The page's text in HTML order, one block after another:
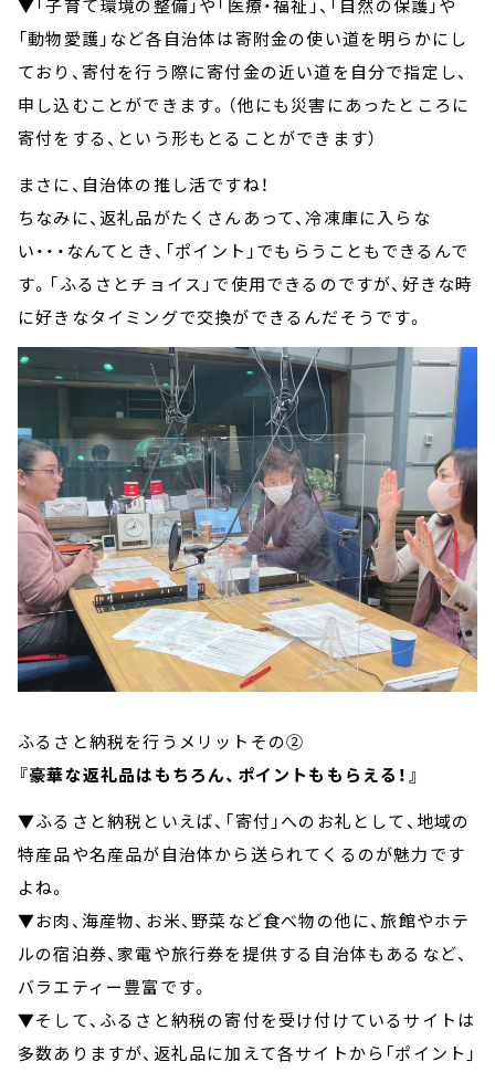
「動物愛護」など各自治体は寄附金の使い道を明らかにし
ており、寄付を行う際に寄付金の近い道を自分で指定し、
申し込むことができます。（他にも災害にあったところに
寄付をする、という形もとることができます）
まさに、自治体の推し活ですね！
ちなみに、返礼品がたくさんあって、冷凍庫に入らな
い・・・なんてとき、「ポイント」でもらうこともできるんで
す。「ふるさとチョイス」で使用できるのですが、好きな時
に好きなタイミングで交換ができるんだそうです。
ふるさと納税を行うメリットその②
『豪華な返礼品はもちろん、ポイントももらえる！』
▼ふるさと納税といえば、「寄付」へのお礼として、地域の
特産品や名産品が自治体から送られてくるのが魅力です
よね。
▼お肉、海産物、お米、野菜など食べ物の他に、旅館やホテ
ルの宿泊券、家電や旅行券を提供する自治体もあるなど、
バラエティー豊富です。
▼そして、ふるさと納税の寄付を受け付けているサイトは
多数ありますが、返礼品に加えて各サイトから「ポイント」